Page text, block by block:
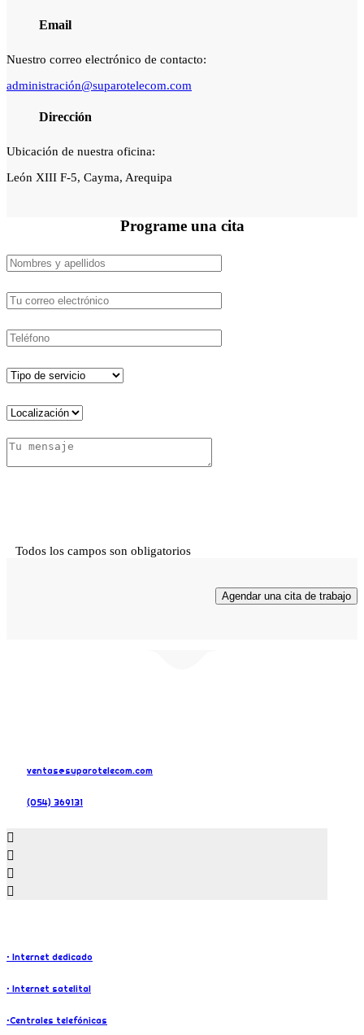
Email
Nuestro correo electrónico de contacto:
administración@suparotelecom.com
Dirección
Ubicación de nuestra oficina:
León XIII F-5, Cayma, Arequipa
Programe una cita
Todos los campos son obligatorios
ventas@suparotelecom.com
(054) 369131
• Internet dedicado
• Internet satelital
•Centrales telefónicas